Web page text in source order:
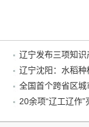
辽宁发布三项知识
辽宁沈阳：水稻种
20余项“辽工辽作